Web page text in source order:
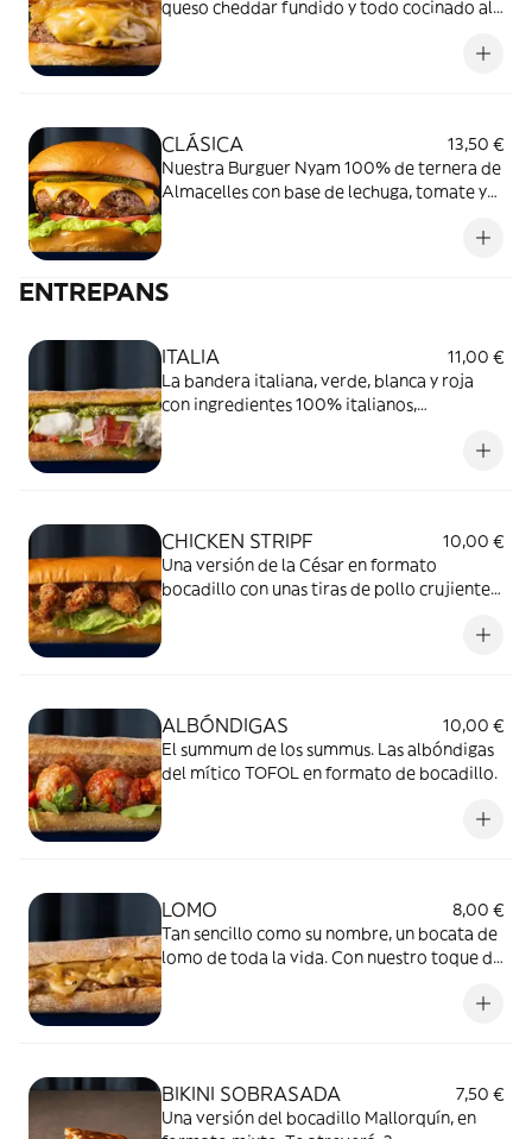
queso cheddar fundido y todo cocinado al
CLÁSICA
13,50 €
Nuestra Burguer Nyam 100% de ternera de
Almacelles con base de lechuga, tomate y
cheddar. Todo con un pan de bollo de masa
ENTREPANS
ITALIA
11,00 €
La bandera italiana, verde, blanca y roja
con ingredientes 100% italianos,
CHICKEN STRIPF
10,00 €
Una versión de la César en formato
bocadillo con unas tiras de pollo crujiente
ALBÓNDIGAS
10,00 €
El summum de los summus. Las albóndigas
del mítico TOFOL en formato de bocadillo.
LOMO
8,00 €
Tan sencillo como su nombre, un bocata de
lomo de toda la vida. Con nuestro toque de
BIKINI SOBRASADA
7,50 €
Una versión del bocadillo Mallorquín, en